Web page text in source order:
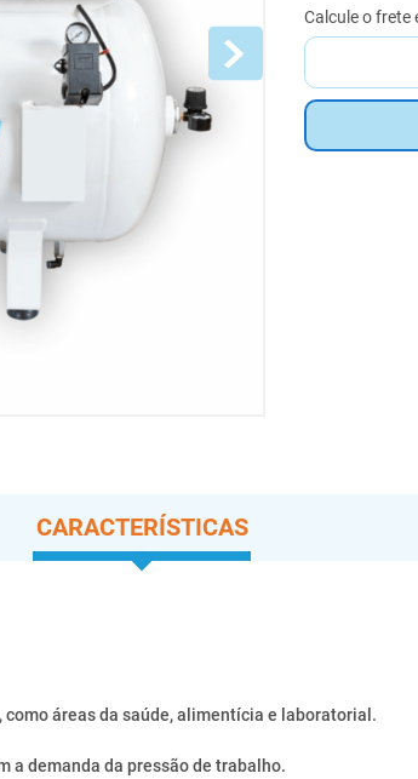
CARACTERÍSTICAS
áreas da saúde, alimentícia e laboratorial.
a demanda da pressão de trabalho.